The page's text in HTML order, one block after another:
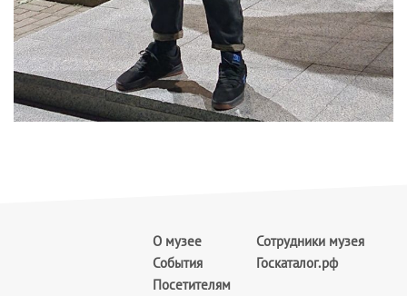
О музее
События
Посетителям
Сотрудники музея
Госкаталог.рф